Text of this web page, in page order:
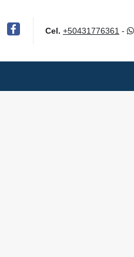
Facebook Cel. +50431776361 -